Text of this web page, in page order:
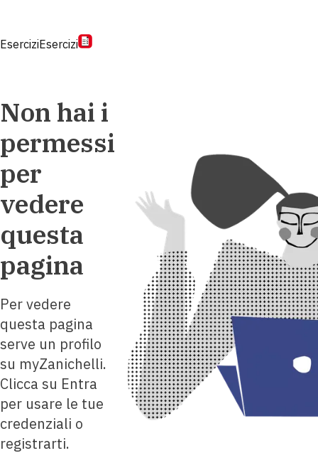
EserciziEsercizi
Non hai i
permessi
per
vedere
questa
pagina
Per vedere
questa pagina
serve un profilo
su myZanichelli.
Clicca su Entra
per usare le tue
credenziali o
registrarti.